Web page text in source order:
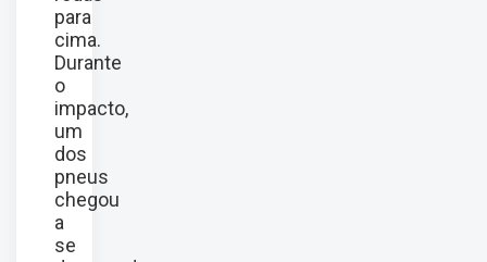
para
cima.
Durante
o
impacto,
um
dos
pneus
chegou
a
se